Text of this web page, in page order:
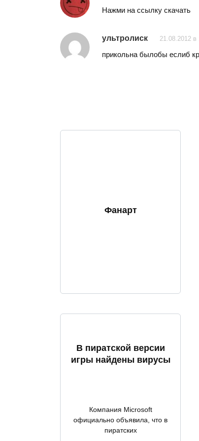
Нажми на ссылку скачать
ультролиск 21.08.2012 в
прикольна былобы еслиб
Фанарт
В пиратской версии
игры найдены вирусы
Компания Microsoft
официально объявила, что в
пиратских